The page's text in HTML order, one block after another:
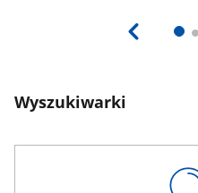
Wyszukiwarki